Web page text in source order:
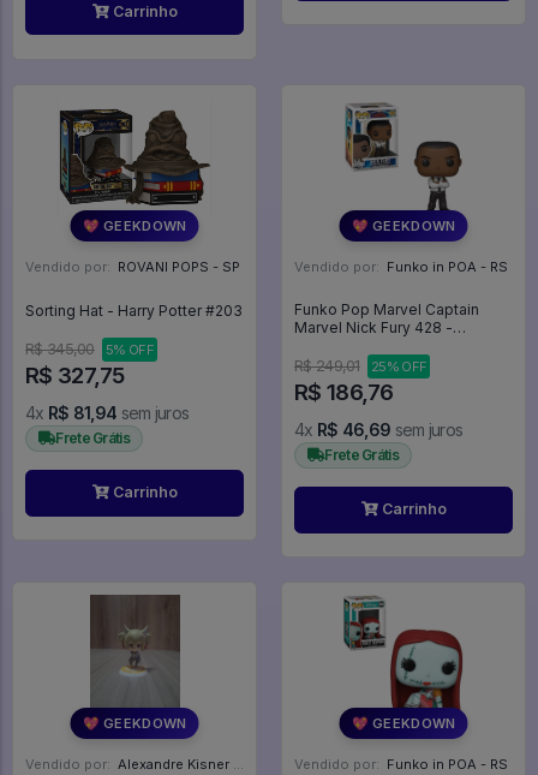
Carrinho
💖 GEEKDOWN
Vendido por: ROVANI POPS - SP
Sorting Hat - Harry Potter #203
R$ 345,00 5% OFF
R$ 327,75
4x R$ 81,94 sem juros
Frete Grátis
Carrinho
💖 GEEKDOWN
Vendido por: Funko in POA - RS
Funko Pop Marvel Captain
Marvel Nick Fury 428 -
R$ 249,01
25% OFF
R$ 186,76
4x R$ 46,69 sem juros
Frete Grátis
Carrinho
💖 GEEKDOWN
Vendido por: Alexandre Kisner - PR
💖 GEEKDOWN
Vendido por: Funko in POA - RS